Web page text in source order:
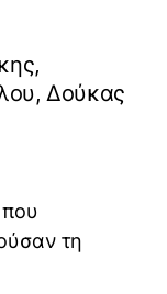
Δούκας